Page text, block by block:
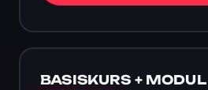
BASISKURS + MODUL